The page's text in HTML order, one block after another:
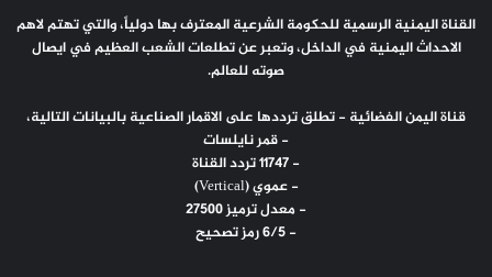
القناة اليمنية الرسمية للحكومة الشرعية المعترف بها دولياً، والتي تهتم لاهم
الاحداث اليمنية في الداخل، وتعبر عن تطلعات الشعب العظيم في ايصال
صوته للعالم.
قناة اليمن الفضائية - تطلق ترددها على الاقمار الصناعية بالبيانات التالية،
- قمر نايلسات
- 11747 تردد القناة
- عموي (Vertical)
- معدل ترميز 27500
- 6/5 رمز تصحيح